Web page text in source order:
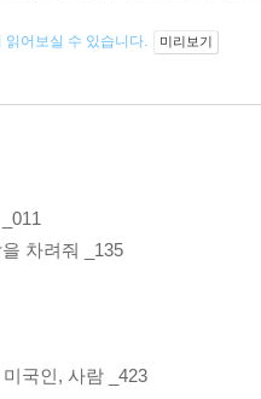
읽어보실 수 있습니다. 미리보기
차려줘 _135
국인, 사람 _423